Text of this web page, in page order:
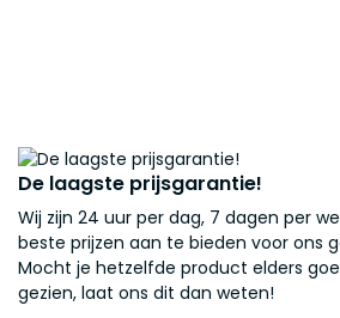
De laagste prijsgarantie!
Wij zijn 24 uur per dag, 7 dagen per
beste prijzen aan te bieden voor ons
Mocht je hetzelfde product elders
gezien, laat ons dit dan weten!